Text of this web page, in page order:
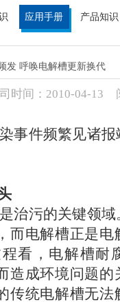
闻资讯
频管理
系方式
载资源
应用手册 产品知识
发 呼唤电解槽更新换代
时间： 2010-04-13
事件频繁见诸
治污的关键领
而电解槽正是电
看，电解槽耐
造成环境问题的
传统电解槽无法